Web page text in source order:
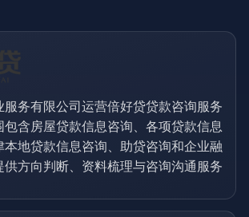
服务有限公司运营倍好贷贷款咨询服务
包含房屋贷款信息咨询、各项贷款信息
本地贷款信息咨询、助贷咨询和企业融
供方向判断、资料梳理与咨询沟通服务